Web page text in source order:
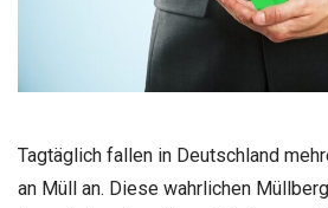
Tagtäglich fallen in Deutschland
an Müll an. Diese wahrlichen